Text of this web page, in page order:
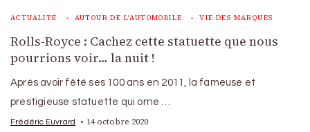
ACTUALITÉ AUTOUR DE L'AUTOMOBILE VIE DES MARQUES
Rolls-Royce : Cachez cette statuette que nous
pourrions voir… la nuit !
Après avoir fêté ses 100 ans en 2011, la fameuse et
prestigieuse statuette qui orne …
Frédéric Euvrard 14 octobre 2020